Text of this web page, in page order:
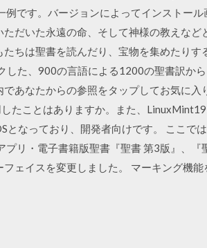
です。バージョンによってインストー
だいた永遠の命、そして神様の教えな
ちは聖書を読んだり、宝物を集めたりす
した、900の言語による1200の聖書訳か
であなたからの参照をタップしてお気に
たことはありますか。また、
となっており、開発者向けです。 ここ
プリ・電子書籍版聖書『聖書 第3版』、
ェイスを変更しました。 マーキング機